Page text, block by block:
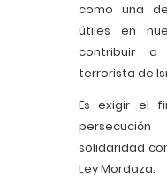
como una
útiles en
contribuir
terrorista de
Es exigir el
solidaridad
Ley Mordaza.